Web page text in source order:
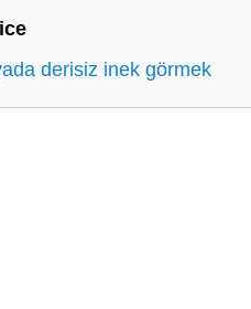
derisiz inek görmek